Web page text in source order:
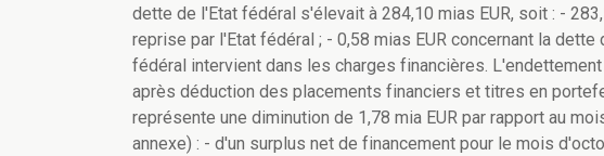
dette de l'Etat fédéral s'élevait à 284,10 mias EUR, soit : -
reprise par l'Etat fédéral ; - 0,58 mias EUR concernant la
fédéral intervient dans les charges financières.
après déduction des placements financiers et titres en
représente une diminution de 1,78 mia EUR par rapport au
annexe) : - d'un surplus net de financement pour le mois